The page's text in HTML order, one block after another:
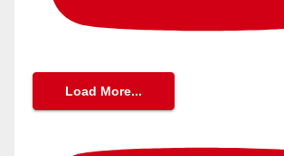
Load More...